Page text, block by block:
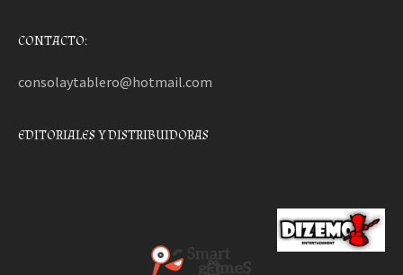
CONTACTO:
consolaytablero@hotmail.com
EDITORIALES Y DISTRIBUIDORAS